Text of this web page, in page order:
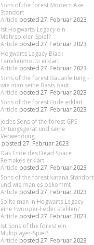
Sons of the forest Modern Axe
Standort
Article posted27. Februar 2023
Ist Hogwarts-Legacy ein
Mehrspieler-Spiel?
Article posted27. Februar 2023
Hogwarts Legacy Black
Familienmotto erklärt
Article posted27. Februar 2023
Sons of the forest Bauanleitung -
wie man seine Basis baut
Article posted27. Februar 2023
Sons of the forest Ende erklärt
Article posted27. Februar 2023
Jedes Sons of the forest GPS-
Ortungsgerät und seine
Verwendung
posted27. Februar 2023
Das Ende des Dead Space
Remakes erklärt
Article posted27. Februar 2023
Sons of the forest katana Standort
und wie man es bekommt
Article posted27. Februar 2023
Sollte man in Hogwarts Legacy
eine Fwooper-Feder stehlen?
Article posted27. Februar 2023
Ist Sons of the forest ein
Multiplayer-Spiel?
Article posted27. Februar 2023